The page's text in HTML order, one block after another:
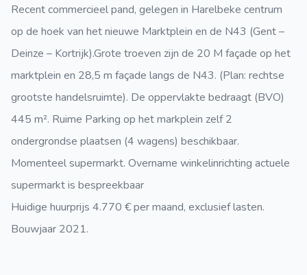
Recent commercieel pand, gelegen in Harelbeke centrum
op de hoek van het nieuwe Marktplein en de N43 (Gent –
Deinze – Kortrijk).Grote troeven zijn de 20 M façade op het
marktplein en 28,5 m façade langs de N43. (Plan: rechtse
grootste handelsruimte). De oppervlakte bedraagt (BVO)
445 m². Ruime Parking op het markplein zelf 2
ondergrondse plaatsen (4 wagens) beschikbaar.
Momenteel supermarkt. Overname winkelinrichting actuele
supermarkt is bespreekbaar
Huidige huurprijs 4.770 € per maand, exclusief lasten.
Bouwjaar 2021.